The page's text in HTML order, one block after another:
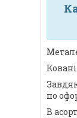
по
В